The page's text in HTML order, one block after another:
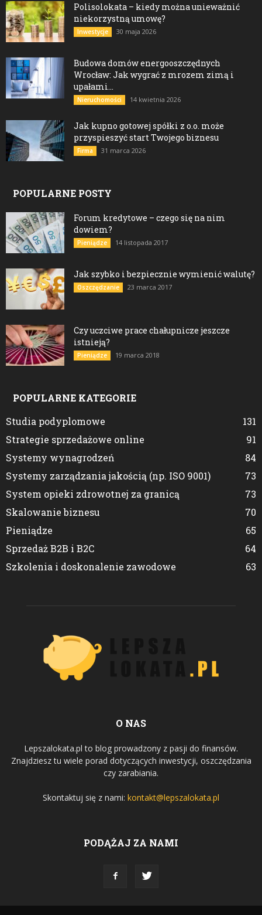
Polisolokata – kiedy można unieważnić
niekorzystną umowę?
Inwestycje 30 maja 2026
Budowa domów energooszczędnych
Wrocław: Jak wygrać z mrozem zimą i
upałami...
Nieruchomości 14 kwietnia 2026
Jak kupno gotowej spółki z o.o. może
przyspieszyć start Twojego biznesu
Firma 31 marca 2026
POPULARNE POSTY
Forum kredytowe – czego się na nim
dowiem?
Pieniądze 14 listopada 2017
Jak szybko i bezpiecznie wymienić walutę?
Oszczędzanie 23 marca 2017
Czy uczciwe prace chałupnicze jeszcze
istnieją?
Pieniądze 19 marca 2018
POPULARNE KATEGORIE
Studia podyplomowe
131
Strategie sprzedażowe online
91
Systemy wynagrodzeń
84
Systemy zarządzania jakością (np. ISO 9001)
73
System opieki zdrowotnej za granicą
73
Skalowanie biznesu
70
Pieniądze
65
Sprzedaż B2B i B2C
64
Szkolenia i doskonalenie zawodowe
63
O NAS
Lepszalokata.pl to blog prowadzony z pasji do finansów.
Znajdziesz tu wiele porad dotyczących inwestycji, oszczędzania
czy zarabiania.
Skontaktuj się z nami: kontakt@lepszalokata.pl
PODĄŻAJ ZA NAMI